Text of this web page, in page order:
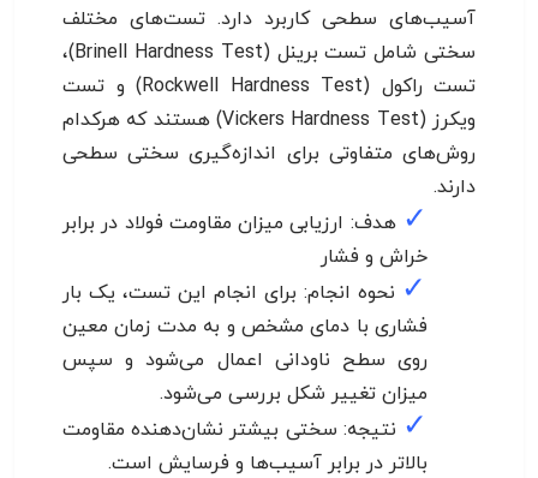
آسیب‌های سطحی کاربرد دارد. تست‌های مختلف
سختی شامل تست برینل (Brinell Hardness Test)،
تست راکول (Rockwell Hardness Test) و تست
ویکرز (Vickers Hardness Test) هستند که هرکدام
روش‌های متفاوتی برای اندازه‌گیری سختی سطحی
دارند.
✓ هدف: ارزیابی میزان مقاومت فولاد در برابر
خراش و فشار
✓ نحوه انجام: برای انجام این تست، یک بار
فشاری با دمای مشخص و به مدت زمان معین
روی سطح ناودانی اعمال می‌شود و سپس
میزان تغییر شکل بررسی می‌شود.
✓ نتیجه: سختی بیشتر نشان‌دهنده مقاومت
بالاتر در برابر آسیب‌ها و فرسایش است.